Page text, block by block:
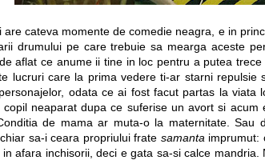
are cateva momente de comedie neagra, e in
drumului pe care trebuie sa mearga aceste
aflat ce anume ii tine in loc pentru a putea
lucruri care la prima vedere ti-ar starni repulsie
odata ce ai fost facut partas la viata
copil neaparat dupa ce suferise un avort si acum
de mama ar muta-o la maternitate. Sau
sa-i ceara propriului frate samanta imprumut:
afara inchisorii, deci e gata sa-si calce mandria.